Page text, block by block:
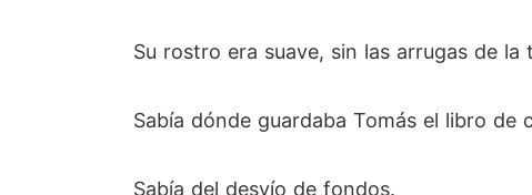
Su rostro era suave, sin las arrugas de
Sabía dónde guardaba Tomás el libro de
Sabía del desvío de fondos.